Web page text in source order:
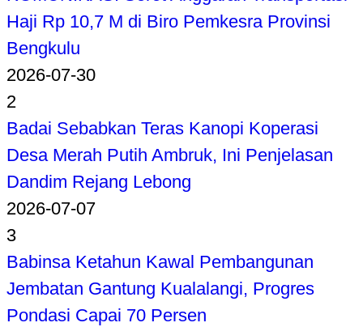
Haji Rp 10,7 M di Biro Pemkesra Provinsi
Bengkulu
2026-07-30
2
Badai Sebabkan Teras Kanopi Koperasi
Desa Merah Putih Ambruk, Ini Penjelasan
Dandim Rejang Lebong
2026-07-07
3
Babinsa Ketahun Kawal Pembangunan
Jembatan Gantung Kualalangi, Progres
Pondasi Capai 70 Persen